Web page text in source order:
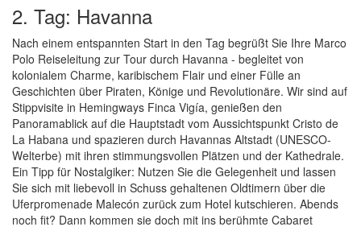
2. Tag: Havanna
Nach einem entspannten Start in den Tag begrüßt Sie Ihre Marco
Polo Reiseleitung zur Tour durch Havanna - begleitet von
kolonialem Charme, karibischem Flair und einer Fülle an
Geschichten über Piraten, Könige und Revolutionäre. Wir sind auf
Stippvisite in Hemingways Finca Vigía, genießen den
Panoramablick auf die Hauptstadt vom Aussichtspunkt Cristo de
La Habana und spazieren durch Havannas Altstadt (UNESCO-
Welterbe) mit ihren stimmungsvollen Plätzen und der Kathedrale.
Ein Tipp für Nostalgiker: Nutzen Sie die Gelegenheit und lassen
Sie sich mit liebevoll in Schuss gehaltenen Oldtimern über die
Uferpromenade Malecón zurück zum Hotel kutschieren. Abends
noch fit? Dann kommen sie doch mit ins berühmte Cabaret